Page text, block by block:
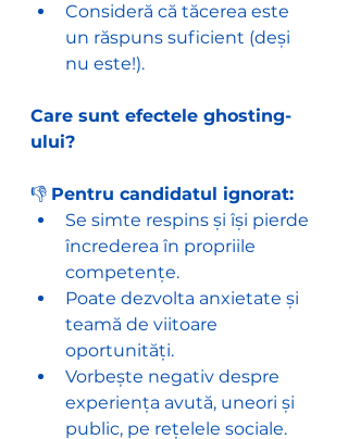
Consideră că tăcerea este
un răspuns suficient (deși
nu este!).
Care sunt efectele ghosting-
ului?
👎 Pentru candidatul ignorat:
Se simte respins și își pierde
încrederea în propriile
competențe.
Poate dezvolta anxietate și
teamă de viitoare
oportunități.
Vorbește negativ despre
experiența avută, uneori și
public, pe rețelele sociale.